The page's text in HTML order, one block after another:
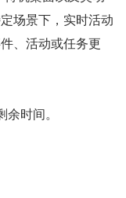
场景下，实时活动
、活动或任务更
时间。